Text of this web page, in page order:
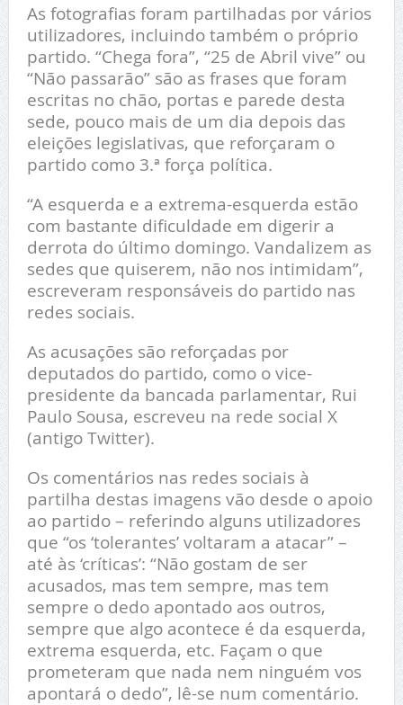
As fotografias foram partilhadas por vários
utilizadores, incluindo também o próprio
partido. “Chega fora”, “25 de Abril vive” ou
“Não passarão” são as frases que foram
escritas no chão, portas e parede desta
sede, pouco mais de um dia depois das
eleições legislativas, que reforçaram o
partido como 3.ª força política.
“A esquerda e a extrema-esquerda estão
com bastante dificuldade em digerir a
derrota do último domingo. Vandalizem as
sedes que quiserem, não nos intimidam”,
escreveram responsáveis do partido nas
redes sociais.
As acusações são reforçadas por
deputados do partido, como o vice-
presidente da bancada parlamentar, Rui
Paulo Sousa, escreveu na rede social X
(antigo Twitter).
Os comentários nas redes sociais à
partilha destas imagens vão desde o apoio
ao partido – referindo alguns utilizadores
que “os ‘tolerantes’ voltaram a atacar” –
até às ‘críticas’: “Não gostam de ser
acusados, mas tem sempre, mas tem
sempre o dedo apontado aos outros,
sempre que algo acontece é da esquerda,
extrema esquerda, etc. Façam o que
prometeram que nada nem ninguém vos
apontará o dedo”, lê-se num comentário.